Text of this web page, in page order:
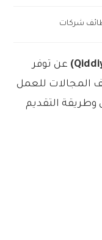
شركات
عن توفر
المجالات للعمل
وطريقة التقديم